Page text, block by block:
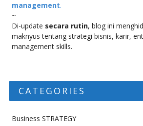
management.
~
Di-update secara rutin, blog ini
maknyus tentang strategi bisnis, karir,
management skills.
CATEGORIES
Business STRATEGY